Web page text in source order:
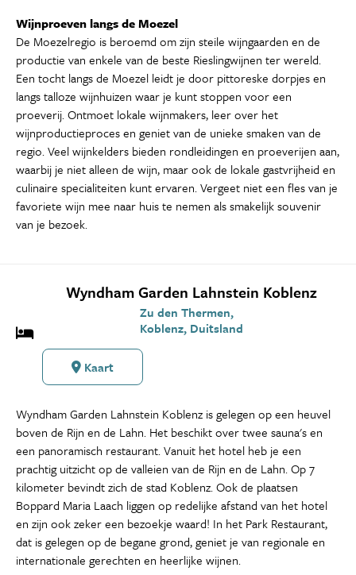
Wijnproeven langs de Moezel
De Moezelregio is beroemd om zijn steile wijngaarden en de
productie van enkele van de beste Rieslingwijnen ter wereld.
Een tocht langs de Moezel leidt je door pittoreske dorpjes en
langs talloze wijnhuizen waar je kunt stoppen voor een
proeverij. Ontmoet lokale wijnmakers, leer over het
wijnproductieproces en geniet van de unieke smaken van de
regio. Veel wijnkelders bieden rondleidingen en proeverijen aan,
waarbij je niet alleen de wijn, maar ook de lokale gastvrijheid en
culinaire specialiteiten kunt ervaren. Vergeet niet een fles van je
favoriete wijn mee naar huis te nemen als smakelijk souvenir
van je bezoek.
Wyndham Garden Lahnstein Koblenz
Zu den Thermen,
Koblenz, Duitsland
Kaart
Wyndham Garden Lahnstein Koblenz is gelegen op een heuvel
boven de Rijn en de Lahn. Het beschikt over twee sauna's en
een panoramisch restaurant. Vanuit het hotel heb je een
prachtig uitzicht op de valleien van de Rijn en de Lahn. Op 7
kilometer bevindt zich de stad Koblenz. Ook de plaatsen
Boppard Maria Laach liggen op redelijke afstand van het hotel
en zijn ook zeker een bezoekje waard! In het Park Restaurant,
dat is gelegen op de begane grond, geniet je van regionale en
internationale gerechten en heerlijke wijnen.